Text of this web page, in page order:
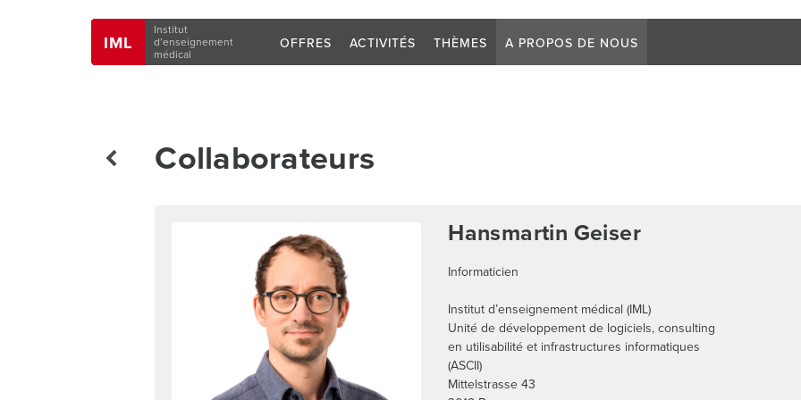
Navigation
IML
Institut
d’enseignement
médical
OFFRES ACTIVITÉS THÈMES A PROPOS DE NOUS
Collaborateurs
Hansmartin Geiser
Informaticien
Institut d’enseignement médical (IML)
Unité de développement de logiciels, consulting
en utilisabilité et infrastructures informatiques
(ASCII)
Mittelstrasse 43